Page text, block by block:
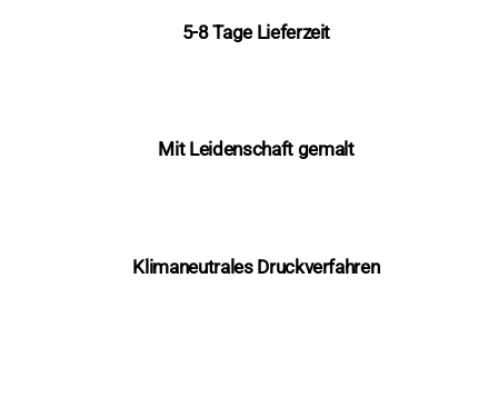
5-8 Tage Lieferzeit
Mit Leidenschaft gemalt
Klimaneutrales Druckverfahren